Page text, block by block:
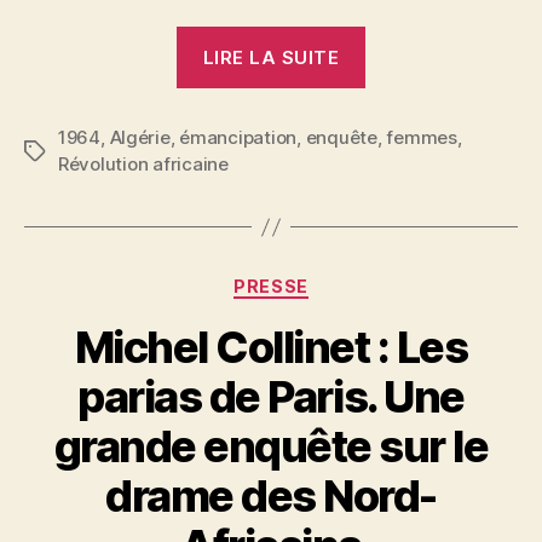
LIRE LA SUITE
Qui
Pourquoi
? »
Étiquettes
1964, Algérie, émancipation, enquête,femmes,
Révolution africaine
Catégories
PRESSE
Michel Collinet : Les
parias de Paris. Une
grande enquête sur le
drame des Nord-
P
a